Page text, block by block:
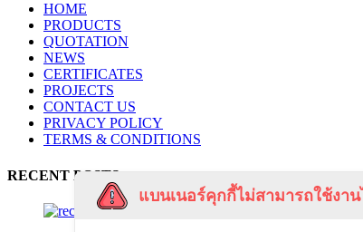
HOME
PRODUCTS
QUOTATION
NEWS
CERTIFICATES
PROJECTS
CONTACT US
PRIVACY POLICY
TERMS & CONDITIONS
RECENT POSTS
แบนเนอร์คุกกี้ไม่สามารถใช้งา